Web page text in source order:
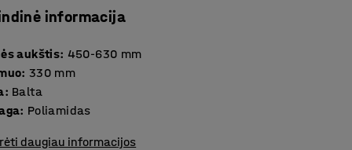
informacija
aukštis: 450-630 mm
: 330 mm
: Balta
: Poliamidas
daugiau informacijos